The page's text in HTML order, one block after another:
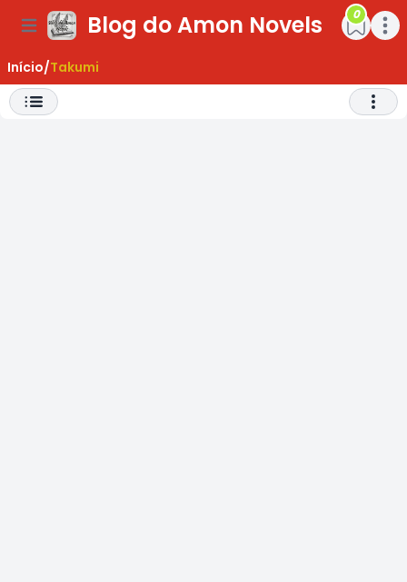
Open main menuBlog do Amon Novels Open
0
Início/Takumi
Abrir
Menu